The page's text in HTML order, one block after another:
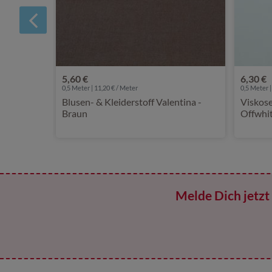
5,60 €
0,5 Meter | 11,20 € / Meter
Blusen- & Kleiderstoff Valentina -
Braun
6,30 €
0,5 Meter
Melde Dich jetzt